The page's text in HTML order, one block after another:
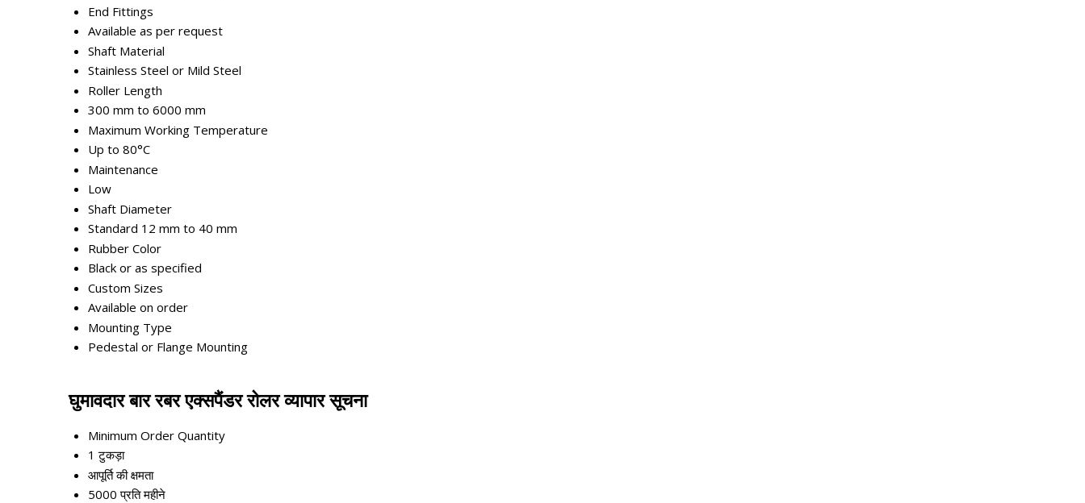
End Fittings
Available as per request
Shaft Material
Stainless Steel or Mild Steel
Roller Length
300 mm to 6000 mm
Maximum Working Temperature
Up to 80°C
Maintenance
Low
Shaft Diameter
Standard 12 mm to 40 mm
Rubber Color
Black or as specified
Custom Sizes
Available on order
Mounting Type
Pedestal or Flange Mounting
घुमावदार बार रबर एक्सपैंडर रोलर व्यापार सूचना
Minimum Order Quantity
1 टुकड़ा
आपूर्ति की क्षमता
5000 प्रति महीने